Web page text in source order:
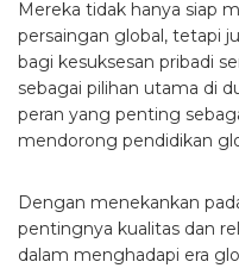
Mereka tidak hanya siap
persaingan global, tetapi
bagi kesuksesan pribadi
sebagai pilihan utama di
peran yang penting
mendorong pendidikan
Dengan menekankan
pentingnya kualitas dan
dalam menghadapi era